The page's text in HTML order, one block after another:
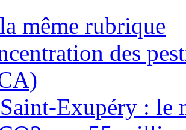
même rubrique
des
Exupéry : le